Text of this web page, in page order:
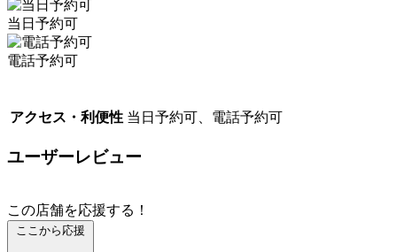
当日予約可
電話予約可
アクセス・利便性 当日予約可、電話予約可
ユーザーレビュー
この店舗を応援する！
ここから応援